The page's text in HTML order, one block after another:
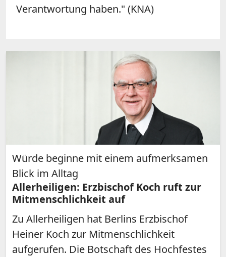
Verantwortung haben." (KNA)
Würde beginne mit einem aufmerksamen
Blick im Alltag
Allerheiligen: Erzbischof Koch ruft zur
Mitmenschlichkeit auf
Zu Allerheiligen hat Berlins Erzbischof
Heiner Koch zur Mitmenschlichkeit
aufgerufen. Die Botschaft des Hochfestes